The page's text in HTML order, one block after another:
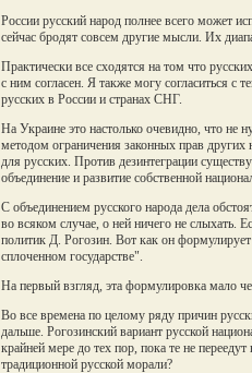
России русский народ полнее всего может
сейчас бродят совсем другие мысли. Их
Практически все сходятся на том что
с ним согласен. Я также могу согласиться с
русских в России и странах СНГ.
На Украине это настолько очевидно, что не
методом ограничения законных прав других
для русских. Против дезинтеграции
объединение и развитие собственной
С объединением русского народа дела
во всяком случае, о ней ничего не слыхать.
политик Д. Рогозин. Вот как он
сплоченном государстве".
На первый взгляд, эта формулировка мало
Во все времена по целому ряду причин
дальше. Рогозинский вариант русской
крайней мере до тех пор, пока те не
традиционной русской морали?